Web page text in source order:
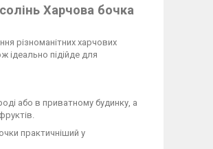
Харчова бочка
різноманітних харчових
ідеально підійде для
або в приватному будинку, а
практичніший у